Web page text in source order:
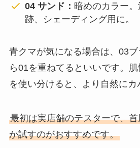
04 サンド： 暗めのカラー
跡、シェーディング用に。
青クマが気になる場合は、03
ら01を重ねてるといいです。
を使い分けると、より自然にカ
最初は実店舗のテスターで、
か試すのがおすすめです。